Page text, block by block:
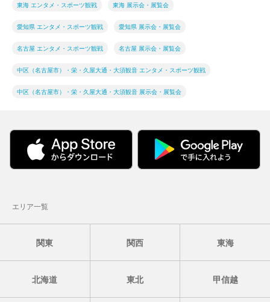
東海 エンタメ・スポーツ観戦 東海 展示会・展覧会
愛知県 エンタメ・スポーツ観戦 愛知県 展示会・展覧会
名古屋 エンタメ・スポーツ観戦 名古屋 展示会・展覧会
中区（名古屋市）・栄・久屋大通・大須観音 エンタメ・スポーツ観戦
中区（名古屋市）・栄・久屋大通・大須観音 展示会・展覧会
エリア一覧
関東 関西 東海
北海道 東北 甲信越